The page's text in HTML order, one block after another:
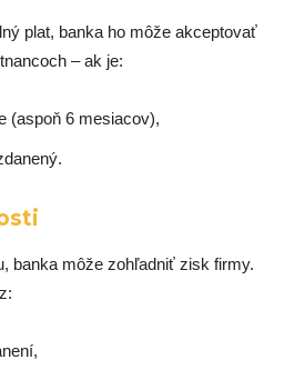
plat, banka ho môže akceptovať
– ak je:
(aspoň 6 mesiacov),
banka môže zohľadniť zisk firmy.